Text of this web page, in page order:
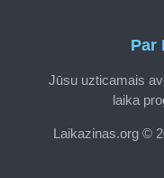
Par
Jūsu uzticamais
laika
Laikazinas.org ©